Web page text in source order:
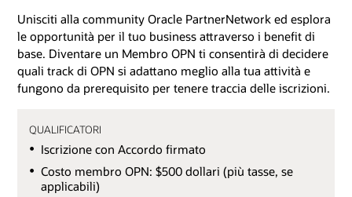
Unisciti alla community Oracle PartnerNetwork ed esplora
le opportunità per il tuo business attraverso i benefit di
base. Diventare un Membro OPN ti consentirà di decidere
quali track di OPN si adattano meglio alla tua attività e
fungono da prerequisito per tenere traccia delle iscrizioni.
QUALIFICATORI
Iscrizione con Accordo firmato
Costo membro OPN: $500 dollari (più tasse, se
applicabili)